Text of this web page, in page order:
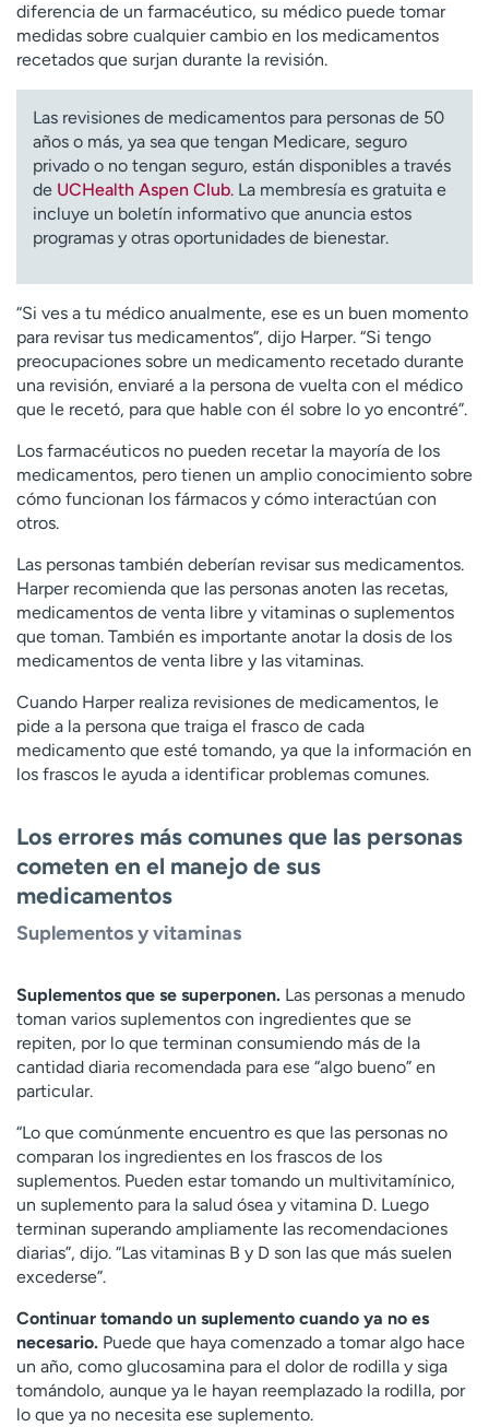
diferencia de un farmacéutico, su médico puede tomar
medidas sobre cualquier cambio en los medicamentos
recetados que surjan durante la revisión.
Las revisiones de medicamentos para personas de 50
años o más, ya sea que tengan Medicare, seguro
privado o no tengan seguro, están disponibles a través
de UCHealth Aspen Club. La membresía es gratuita e
incluye un boletín informativo que anuncia estos
programas y otras oportunidades de bienestar.
“Si ves a tu médico anualmente, ese es un buen momento
para revisar tus medicamentos”, dijo Harper. “Si tengo
preocupaciones sobre un medicamento recetado durante
una revisión, enviaré a la persona de vuelta con el médico
que le recetó, para que hable con él sobre lo yo encontré”.
Los farmacéuticos no pueden recetar la mayoría de los
medicamentos, pero tienen un amplio conocimiento sobre
cómo funcionan los fármacos y cómo interactúan con
otros.
Las personas también deberían revisar sus medicamentos.
Harper recomienda que las personas anoten las recetas,
medicamentos de venta libre y vitaminas o suplementos
que toman. También es importante anotar la dosis de los
medicamentos de venta libre y las vitaminas.
Cuando Harper realiza revisiones de medicamentos, le
pide a la persona que traiga el frasco de cada
medicamento que esté tomando, ya que la información en
los frascos le ayuda a identificar problemas comunes.
Los errores más comunes que las personas
cometen en el manejo de sus
medicamentos
Suplementos y vitaminas
Suplementos que se superponen. Las personas a menudo
toman varios suplementos con ingredientes que se
repiten, por lo que terminan consumiendo más de la
cantidad diaria recomendada para ese “algo bueno” en
particular.
“Lo que comúnmente encuentro es que las personas no
comparan los ingredientes en los frascos de los
suplementos. Pueden estar tomando un multivitamínico,
un suplemento para la salud ósea y vitamina D. Luego
terminan superando ampliamente las recomendaciones
diarias”, dijo. “Las vitaminas B y D son las que más suelen
excederse”.
Continuar tomando un suplemento cuando ya no es
necesario. Puede que haya comenzado a tomar algo hace
un año, como glucosamina para el dolor de rodilla y siga
tomándolo, aunque ya le hayan reemplazado la rodilla, por
lo que ya no necesita ese suplemento.